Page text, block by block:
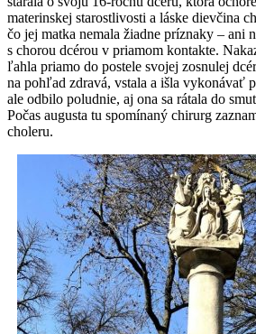
materinskej starostlivosti a láske dievčina
čo jej matka nemala žiadne príznaky – ani
s chorou dcérou v priamom kontakte.
ľahla priamo do postele svojej zosnulej
na pohľad zdravá, vstala a išla vykonávať
ale odbilo poludnie, aj ona sa rátala do
Počas augusta tu spomínaný chirurg
choleru.